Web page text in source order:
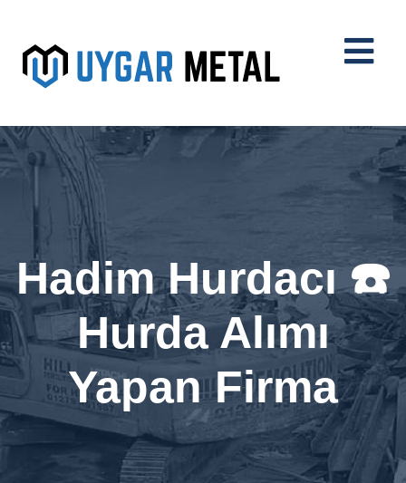
Hadim Hurdacı ☎️
Hurda Alımı
Yapan Firma